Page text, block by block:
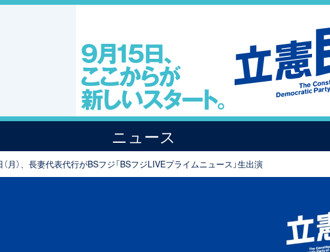
ニュース
（月）、長妻代表代行がBSフジ「BSフジLIVEプライムニュース」生出演